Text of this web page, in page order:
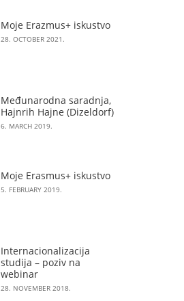
Moje Erazmus+ iskustvo
28. OCTOBER 2021.
Međunarodna saradnja,
Hajnrih Hajne (Dizeldorf)
6. MARCH 2019.
Moje Erasmus+ iskustvo
5. FEBRUARY 2019.
Internacionalizacija
studija – poziv na
webinar
28. NOVEMBER 2018.